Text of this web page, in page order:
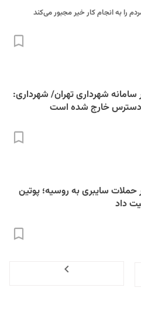
را به انجام کار خیر مجبور می‌کند
شهرداری تهران/ شهرداری:
دسترس خارج شده است
سایبری به روسیه؛ پوتین
داد